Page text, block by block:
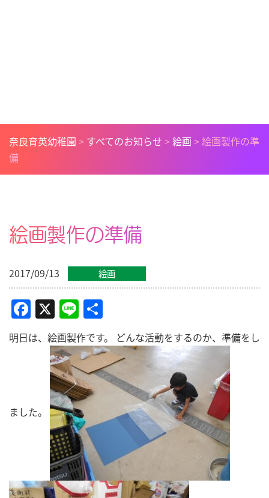
奈良育英幼稚園 > すべてのお知らせ >絵画 >絵画製作の準
備
絵画製作の準備
2017/09/13 絵画
Facebook
X Line有
明日は、絵画製作です。 どんな活動をするのか、準備をし
ました。